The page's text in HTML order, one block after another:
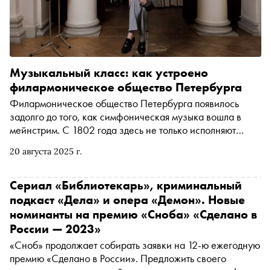
20 августа 2025 г.
Музыкальный класс: как устроено
филармоническое общество Петербурга
Филармоническое общество Петербурга появилось
задолго до того, как симфоническая музыка вошла в
мейнстрим. С 1802 года здесь не только исполняют
публики. В летнем номере «Сноба» — рассказ о том, как
России
Сериал «Библиотекарь», криминальный
подкаст «Дела» и опера «Демон». Новые
номинанты на премию «Сноба» «Сделано в
России — 2023»
«Сноб» продолжает собирать заявки на 12-ю ежегодную
премию «Сделано в России». Предложить своего